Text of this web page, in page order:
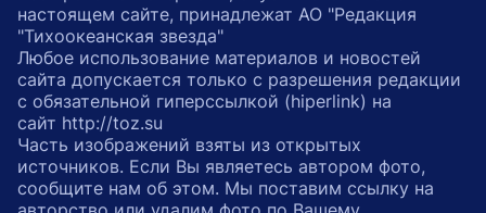
настоящем сайте, принадлежат АО "Редакция
"Тихоокеанская звезда"
Любое использование материалов и новостей
сайта допускается только с разрешения редакции
с обязательной гиперссылкой (hiperlink) на
сайт http://toz.su
Часть изображений взяты из открытых
источников. Если Вы являетесь автором фото,
сообщите нам об этом. Мы поставим ссылку на